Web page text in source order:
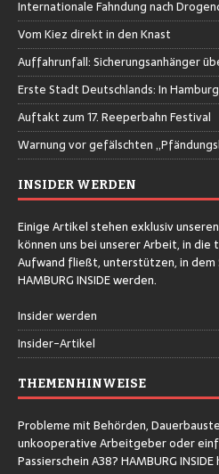
Internationale Fahndung nach
Vom Kiez direkt in den Knast
Auffahrunfall: Sicherungsanhänger
Erste Stadt Deutschlands: In
Auftakt zum 17. Reeperbahn Festival
Warnung vor gefälschten
INSIDER WERDEN
Einige Artikel stehen exklusiv
können uns bei unserer Arbeit, in die
Aufwand fließt, unterstützen, in dem
HAMBURG INSIDE werden.
Insider werden
Insider-Artikel
THEMENHINWEISE
Probleme mit Behörden,
unkooperative Arbeitgeber oder
Passierschein A38? HAMBURG